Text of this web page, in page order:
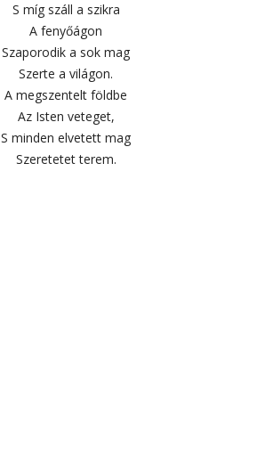
S míg száll a szikra
A fenyőágon
Szaporodik a sok mag
Szerte a világon.
A megszentelt földbe
Az Isten veteget,
S minden elvetett mag
Szeretetet terem.